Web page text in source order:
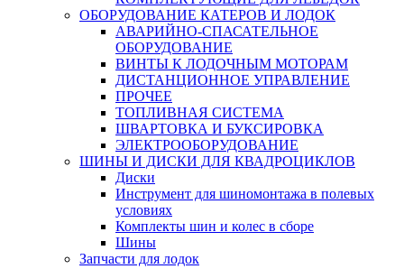
ОБОРУДОВАНИЕ КАТЕРОВ И ЛОДОК
АВАРИЙНО-СПАСАТЕЛЬНОЕ
ОБОРУДОВАНИЕ
ВИНТЫ К ЛОДОЧНЫМ МОТОРАМ
ДИСТАНЦИОННОЕ УПРАВЛЕНИЕ
ПРОЧЕЕ
ТОПЛИВНАЯ СИСТЕМА
ШВАРТОВКА И БУКСИРОВКА
ЭЛЕКТРООБОРУДОВАНИЕ
ШИНЫ И ДИСКИ ДЛЯ КВАДРОЦИКЛОВ
Диски
Инструмент для шиномонтажа в полевых
условиях
Комплекты шин и колес в сборе
Шины
Запчасти для лодок